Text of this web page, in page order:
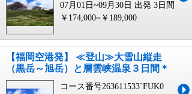
07月01日~09月30日 出発 3日間
￥174,000~￥189,000
【福岡空港発】 ≪登山≫大雪山縦走
（黒岳～旭岳）と層雲峡温泉３日間＊
コース番号263611533`FUK0